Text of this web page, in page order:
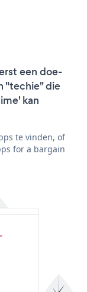
een doe-
"techie" die
kan
te vinden, of
for a bargain